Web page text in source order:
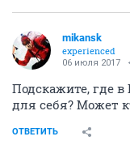
mikansk
experienced
06 июля 2017
Подскажите, где
для себя? Может
ОТВЕТИТЬ